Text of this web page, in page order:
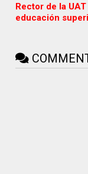
Rector de la
educación